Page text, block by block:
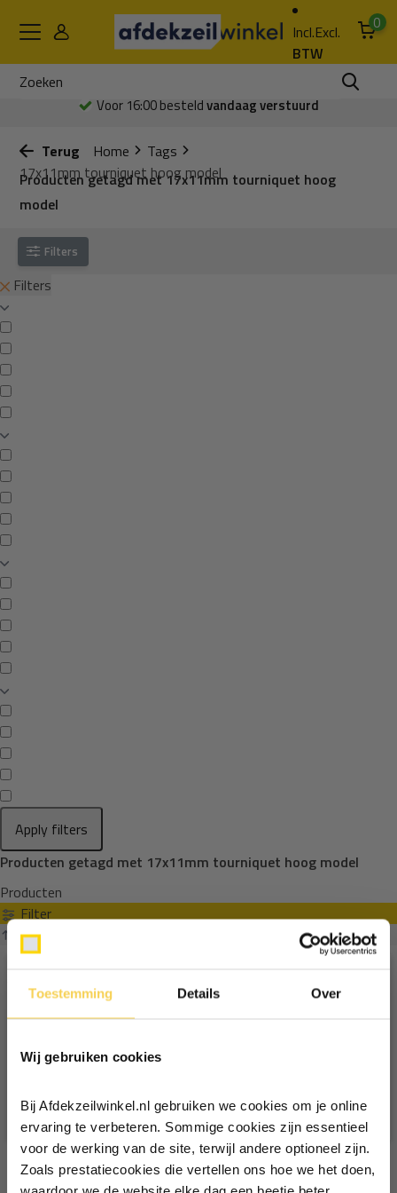
Toestemming Details Over
Wij gebruiken cookies
Bij Afdekzeilwinkel.nl gebruiken we cookies om je online
ervaring te verbeteren. Sommige cookies zijn essentieel
voor de werking van de site, terwijl andere optioneel zijn.
Zoals prestatiecookies die vertellen ons hoe we het doen,
Incl.Excl.
BTW
0
Voor 16:00 besteldvandaag verstuurd
Terug Home
Tags
17x11mm tourniquet hoog model
Producten getagd met 17x11mm tourniquet hoog
model
Filters
Filters
Apply filters
Producten getagd met 17x11mm tourniquet hoog model
Producten
Filter
Sorteren op
Ontvang €5,- korting!
Schrijf je in voor de nieuwsbrief en
Vul je e-mailadres in‍⁪⁪
Particulier Zakelijk